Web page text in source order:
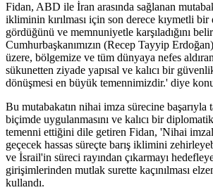
Fidan, ABD ile İran arasında sağlanan
ikliminin kırılması için son derece kıymetli
gördüğünü ve memnuniyetle karşıladığını
Cumhurbaşkanımızın (Recep Tayyip
üzere, bölgemize ve tüm dünyaya nefes
sükunetten ziyade yapısal ve kalıcı bir
dönüşmesi en büyük temennimizdir.' diye
Bu mutabakatın nihai imza sürecine başarıyla
biçimde uygulanmasını ve kalıcı bir
temenni ettiğini dile getiren Fidan, 'Nihai
geçecek hassas süreçte barış iklimini
ve İsrail'in süreci rayından çıkarmayı
girişimlerinden mutlak surette kaçınılması
kullandı.